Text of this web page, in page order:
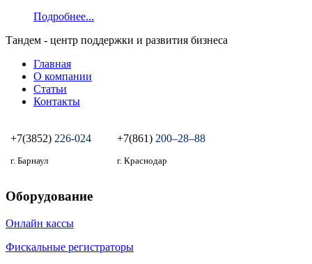
Подробнее...
Тандем - центр поддержки и развития бизнеса
Главная
О компании
Статьи
Контакты
+7(3852) 226-024
г. Барнаул
+7(861) 200‒28‒88
г. Краснодар
Оборудование
Онлайн кассы
Фискальные регистраторы